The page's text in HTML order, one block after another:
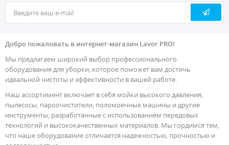
Добро пожаловать в интернет-магазин Lavor PRO!
Мы предлагаем широкий выбор профессионального
оборудования для уборки, которое поможет вам достичь
идеальной чистоты и эффективности в вашей работе.
Наш ассортимент включает в себя мойки высокого давления,
пылесосы, пароочистители, поломоечные машины и другие
инструменты, разработанные с использованием передовых
технологий и высококачественных материалов. Мы гордимся тем,
что наше оборудование отличается надежностью, прочностью и